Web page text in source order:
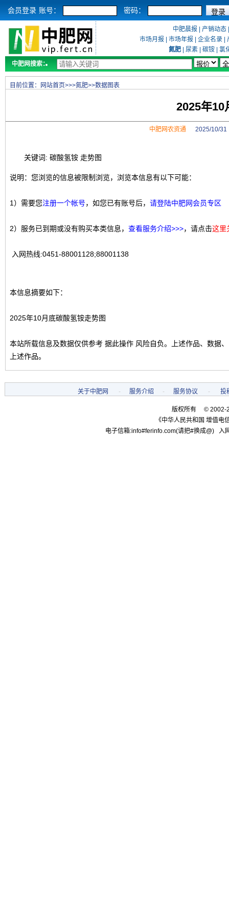
会员登录 账号： 密码：
中肥晨报 产销动态
市场月报
市场年报 企业名录
氮肥
尿素 碳铵
氯
中肥网搜索：
目前位置： 网站首页>>>氮肥>>数据图表
2025年10
中肥网农资通2025/10/31
关键词: 碳酸氢铵 走势图
说明：您浏览的信息被限制浏览，浏览本信息有以下可能：
1）需要您注册一个帐号，如您已有账号后， 请登陆中肥网会员专区
2）服务已到期或没有购买本类信息， 查看服务介绍>>>，请点击这里
入网热线:0451-88001128;88001138
本信息摘要如下：
2025年10月底碳酸氢铵走势图
本站所载信息及数据仅供参考 据此操作 风险自负。上述作品、数据
上述作品。
关于中肥网 - 服务介绍 - 服务协议 - 投
版权所有 © 2002-
《中华人民共和国 增值电
电子信箱:info#ferinfo.com(请把#换成@)